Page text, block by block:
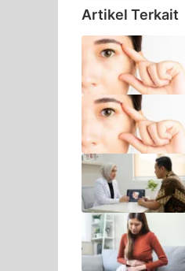
Artikel Terkait